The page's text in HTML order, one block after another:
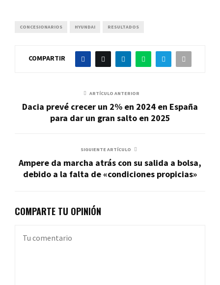
CONCESIONARIOS HYUNDAI RESULTADOS
COMPARTIR
ARTÍCULO ANTERIOR
Dacia prevé crecer un 2% en 2024 en España
para dar un gran salto en 2025
SIGUIENTE ARTÍCULO
Ampere da marcha atrás con su salida a bolsa,
debido a la falta de «condiciones propicias»
COMPARTE TU OPINIÓN